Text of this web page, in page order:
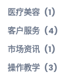
医疗美容 (1)
客户服务 (4)
市场资讯 (1)
操作教学 (3)